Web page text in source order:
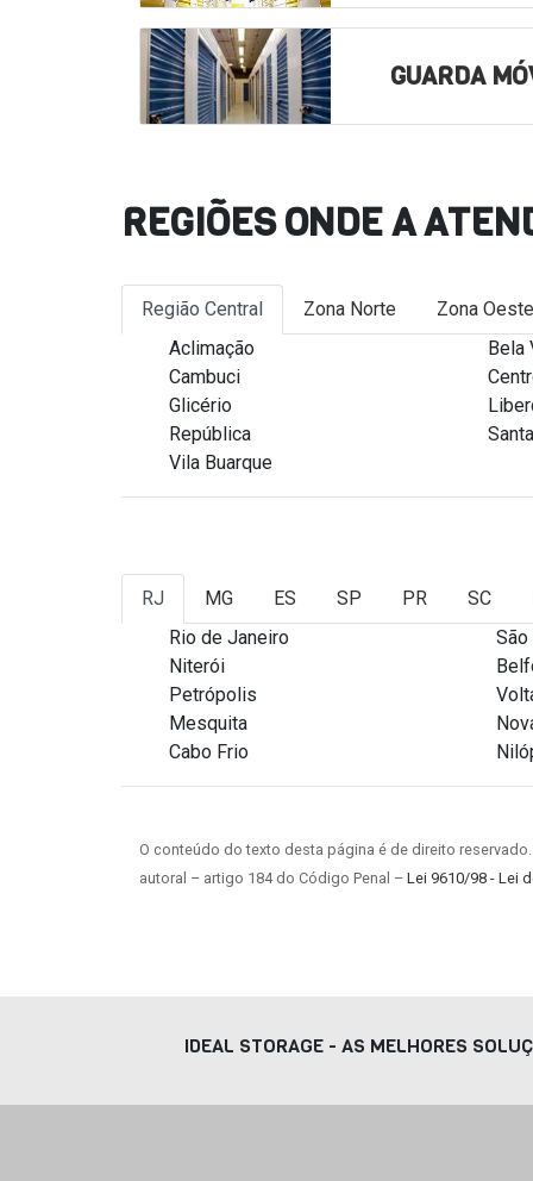
GUARDA
REGIÕES ONDE A
Região Central Zona Norte Zona Oeste
Aclimação
Bela
Cambuci
Glicério
República
Vila Buarque
RJ MG ES SP PR SC
Rio de Janeiro
São
Niterói
Petrópolis
Mesquita
Cabo Frio
O conteúdo do texto desta página é de direito
autoral – artigo 184 do Código Penal – Lei 9610/98 - Lei
IDEAL STORAGE - AS MELHORES